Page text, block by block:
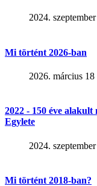
2024.
Mi történt 2026-ban
2026. március 18
2022 - 150 éve
Egylete
2024.
Mi történt 2018-ban?